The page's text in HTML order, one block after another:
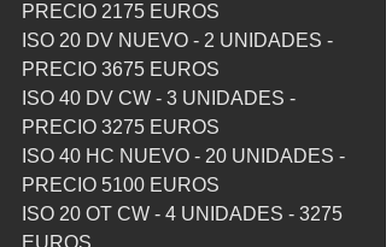
PRECIO 2175 EUROS
ISO 20 DV NUEVO - 2 UNIDADES -
PRECIO 3675 EUROS
ISO 40 DV CW - 3 UNIDADES -
PRECIO 3275 EUROS
ISO 40 HC NUEVO - 20 UNIDADES -
PRECIO 5100 EUROS
ISO 20 OT CW - 4 UNIDADES - 3275
EUROS